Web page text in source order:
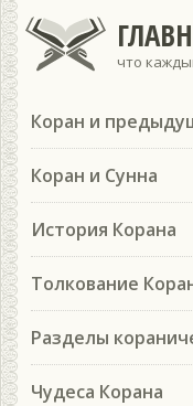
что
Коран и
Коран и Сунна
История Корана
Толкование
Разделы
Чудеса Корана